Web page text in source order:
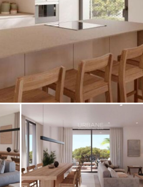
Cookies ändern
Technik und Funktional
Diese Website verwendet
Dienste zu verbessern.
Benutzer hat die
verhindern, dass er auf
dass dies zu
Analytik und Anpassung